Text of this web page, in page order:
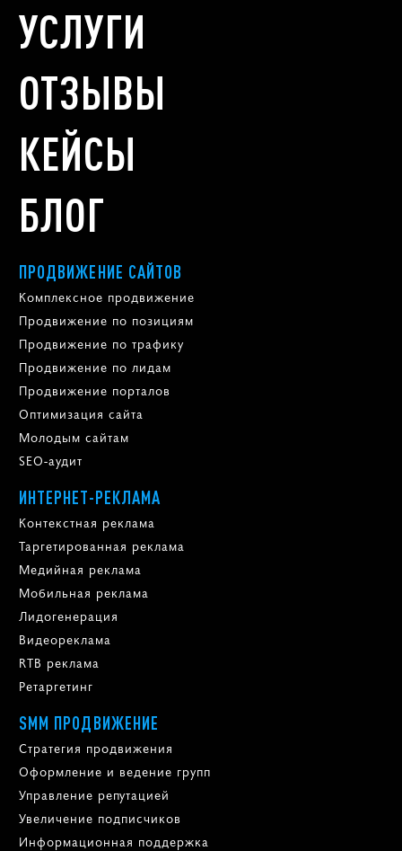
УСЛУГИ
ОТЗЫВЫ
КЕЙСЫ
БЛОГ
ПРОДВИЖЕНИЕ САЙТОВ
Комплексное продвижение
Продвижение по позициям
Продвижение по трафику
Продвижение по лидам
Продвижение порталов
Оптимизация сайта
Молодым сайтам
SEO-аудит
ИНТЕРНЕТ-РЕКЛАМА
Контекстная реклама
Таргетированная реклама
Медийная реклама
Мобильная реклама
Лидогенерация
Видеореклама
RTB реклама
Ретаргетинг
SMM ПРОДВИЖЕНИЕ
Стратегия продвижения
Оформление и ведение групп
Управление репутацией
Увеличение подписчиков
Информационная поддержка